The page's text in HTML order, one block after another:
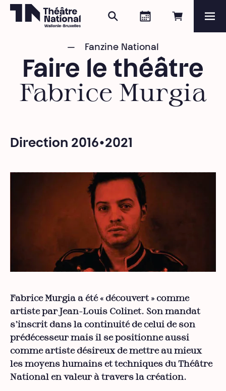
Réserver
Agenda
Rechercher
Magazine
Fanzine National
Faire le théâtre
Fabrice Murgia
Direction 2016•2021
Fabrice Murgia a été « découvert » comme
artiste par Jean-Louis Colinet. Son mandat
s’inscrit dans la continuité de celui de son
prédécesseur mais il se positionne aussi
comme artiste désireux de mettre au mieux
les moyens humains et techniques du Théâtre
National en valeur à travers la création.